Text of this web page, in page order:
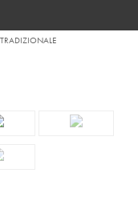
TRADIZIONALE